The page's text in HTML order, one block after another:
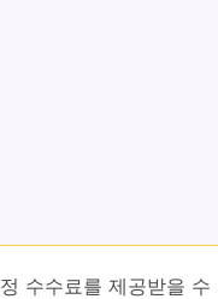
수수료를 제공받을 수